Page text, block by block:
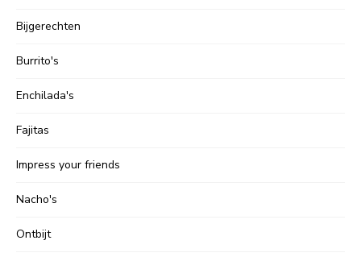
Bijgerechten
Burrito's
Enchilada's
Fajitas
Impress your friends
Nacho's
Ontbijt